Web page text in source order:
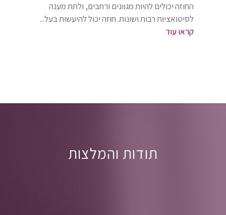
החוזה יכולים להיות מגוונים ורחבים, ולתת מענה
לסיטואציות רבות ושונות. חוזה יכול להיעשות בעל...
קראו עוד
תודות והמלצות